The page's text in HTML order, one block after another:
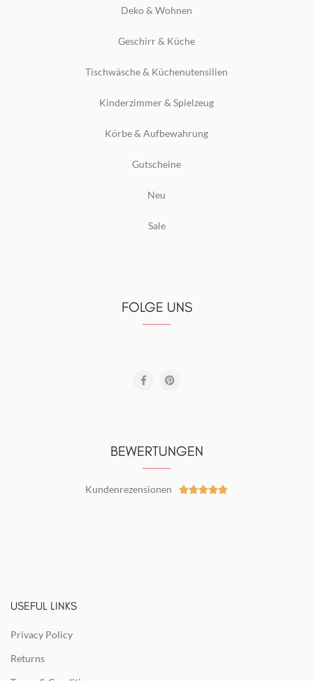
Deko & Wohnen
Geschirr & Küche
Tischwäsche & Küchenutensilien
Kinderzimmer & Spielzeug
Körbe & Aufbewahrung
Gutscheine
Neu
Sale
FOLGE UNS
BEWERTUNGEN
Kundenrezensionen 
USEFUL LINKS
Privacy Policy
Returns